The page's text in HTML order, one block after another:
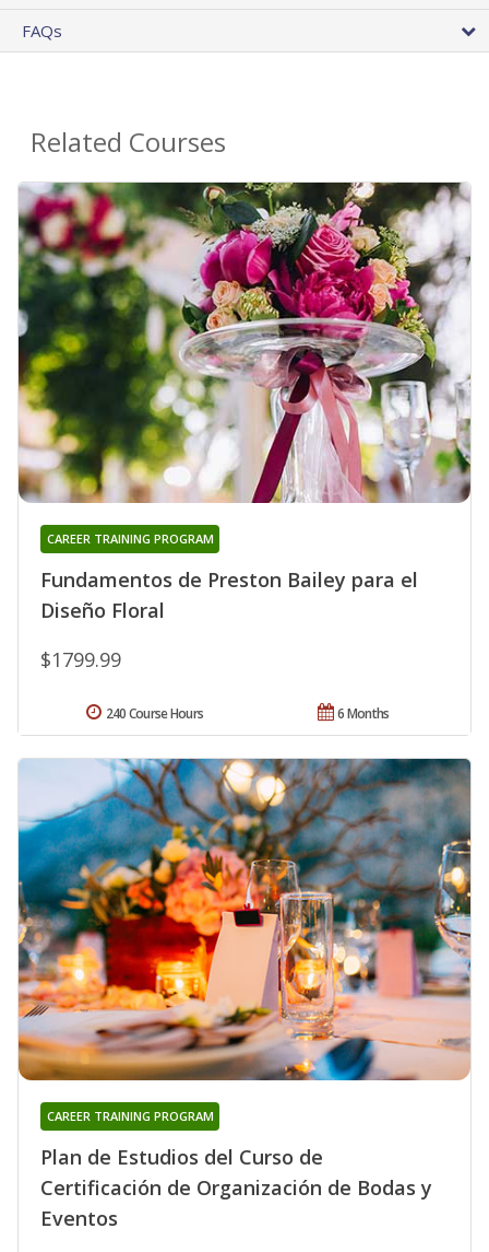
FAQs
Related Courses
Fundamentos de Preston Bailey para el
Diseño Floral
CAREER TRAINING PROGRAM
$1799.99
6 Months
240 Course Hours
Plan de Estudios del Curso de
Certificación de Organización de Bodas y
Eventos
CAREER TRAINING PROGRAM